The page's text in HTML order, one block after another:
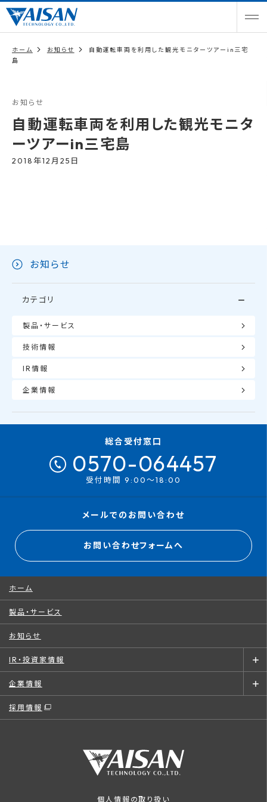
ホーム お知らせ
自動運転車両を利用した観光モニターツアーin三宅
島
お知らせ
自動運転車両を利用した観光モニタ
ーツアーin三宅島
2018年12月25日
お知らせ
カテゴリ
製品・サービス
技術情報
IR情報
企業情報
総合受付窓口
0570-064457
受付時間 9:00～18:00
メールでのお問い合わせ
お問い合わせフォームへ
ホーム
製品・サービス
お知らせ
IR・投資家情報
企業情報
採用情報
個人情報の取り扱い